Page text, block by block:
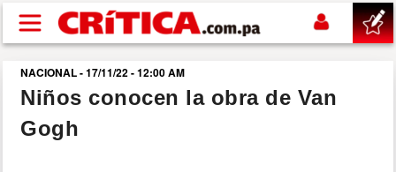
Pasar al contenido principal
buscar
SUCESOS
NACIONAL - 17/11/22 - 12:00 AM
Niños conocen la obra de Van
Gogh